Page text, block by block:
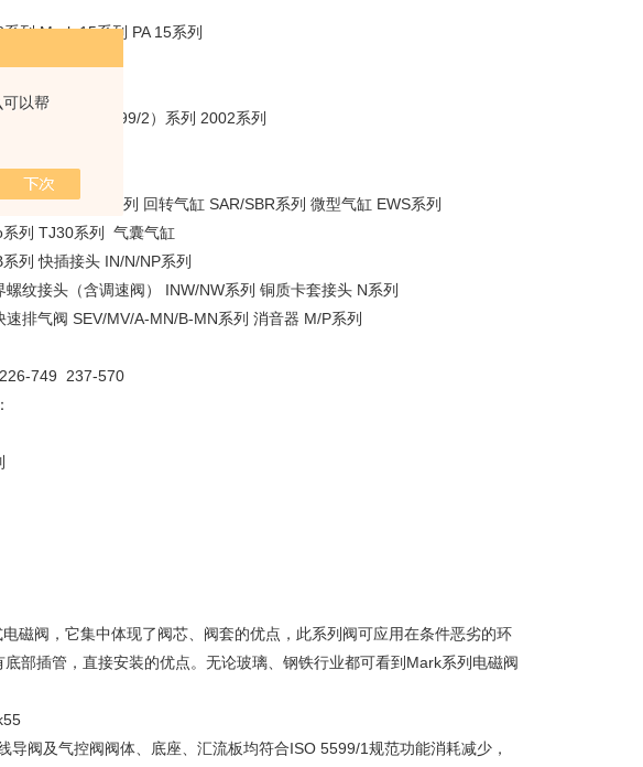
以帮
列 Mark 15系列 PA 15系列
系列
ISO1,2,3（5599/2）系列 2002系列
薄型气缸 NC系列 回转气缸 SAR/SBR系列 微型气缸 EWS系列
列 TJ30系列 气囊气缸
列 快插接头 IN/N/NP系列
纹接头（含调速阀） INW/NW系列 铜质卡套接头 N系列
排气阀 SEV/MV/A-MN/B-MN系列 消音器 M/P系列
749 237-570
磁阀，它集中体现了阀芯、阀套的优点，此系列阀可应用在条件恶劣的环
部插管，直接安装的优点。无论玻璃、钢铁行业都可看到Mark系列电磁阀
阀及气控阀阀体、底座、汇流板均符合ISO 5599/1规范功能消耗减少，